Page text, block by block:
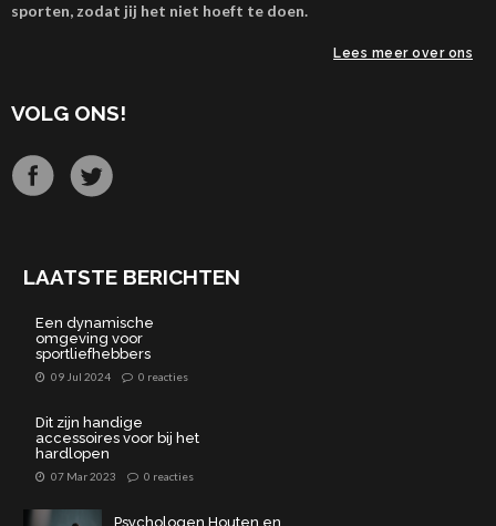
sporten, zodat jij het niet hoeft te doen.
Lees meer over ons
VOLG ONS!
LAATSTE BERICHTEN
Een dynamische
omgeving voor
sportliefhebbers
09 Jul 2024 0 reacties
Dit zijn handige
accessoires voor bij het
hardlopen
07 Mar 2023 0 reacties
Psychologen Houten en